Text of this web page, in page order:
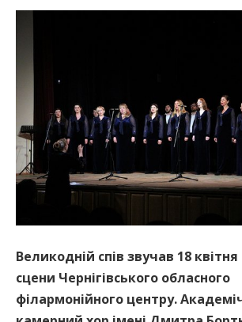
Великодній спів звучав 18 квітня
сцени Чернігівського обласного
філармонійного центру.